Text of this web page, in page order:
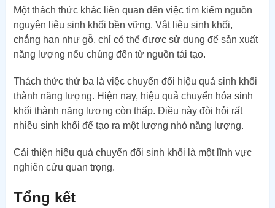
Một thách thức khác liên quan đến việc tìm kiếm nguồn
nguyên liệu sinh khối bền vững. Vật liệu sinh khối,
chẳng hạn như gỗ, chỉ có thể được sử dụng để sản xuất
năng lượng nếu chúng đến từ nguồn tái tạo.
Thách thức thứ ba là việc chuyển đổi hiệu quả sinh khối
thành năng lượng. Hiện nay, hiệu quả chuyển hóa sinh
khối thành năng lượng còn thấp. Điều này đòi hỏi rất
nhiều sinh khối để tạo ra một lượng nhỏ năng lượng.
Cải thiện hiệu quả chuyển đổi sinh khối là một lĩnh vực
nghiên cứu quan trọng.
Tổng kết